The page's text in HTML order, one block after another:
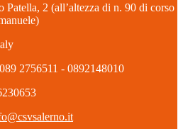
Patella, 2 (all’altezza di n. 90 di corso
2756511 - 0892148010